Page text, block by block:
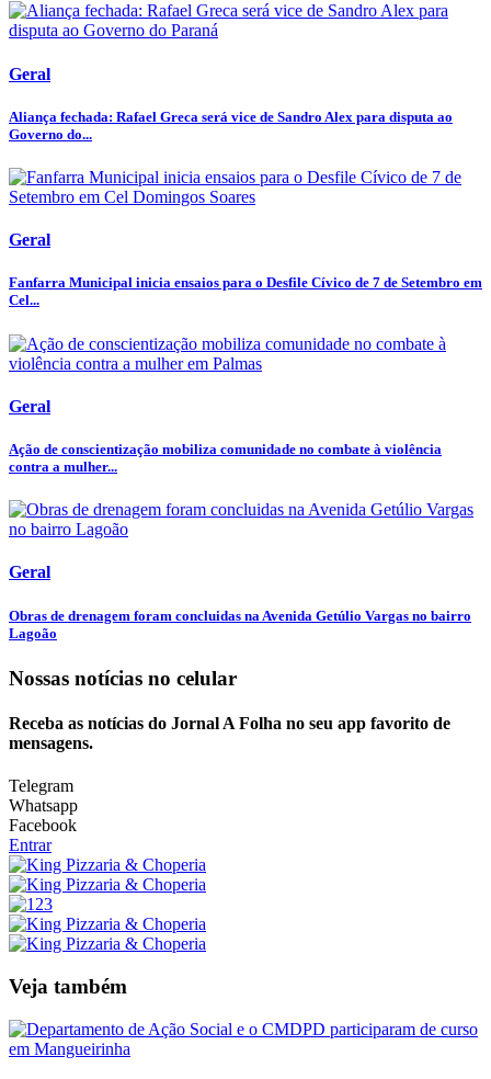
Geral
Aliança fechada: Rafael Greca será vice de Sandro Alex para disputa ao
Governo do...
Geral
Fanfarra Municipal inicia ensaios para o Desfile Cívico de 7 de Setembro em
Cel...
Geral
Ação de conscientização mobiliza comunidade no combate à violência
contra a mulher...
Geral
Obras de drenagem foram concluidas na Avenida Getúlio Vargas no bairro
Lagoão
Nossas notícias no celular
Receba as notícias do Jornal A Folha no seu app favorito de
mensagens.
Telegram
Whatsapp
Facebook
Entrar
Veja também